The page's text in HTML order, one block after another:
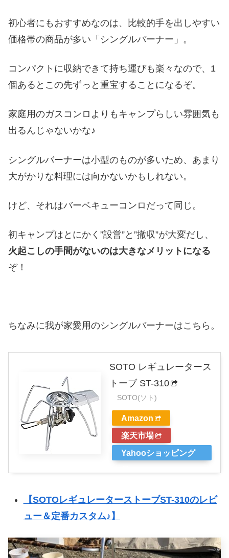
初心者にもおすすめなのは、比較的手を出しやすい
価格帯の商品が多い「シングルバーナー」。
コンパクトに収納できて持ち運びも楽々なので、1
個あるとこの先ずっと重宝することになるぞ。
家庭用のガスコンロよりもキャンプらしい雰囲気も
出るんじゃないかな♪
シングルバーナーは小型のものが多いため、あまり
大がかりな料理には向かないかもしれない。
けど、それはバーベキューコンロだって同じ。
初キャンプはとにかく”設営”と”撤収”が大変だし、
火起こしの手間がないのは大きなメリットになる
ぞ！
ちなみに我が家愛用のシングルバーナーはこちら。
SOTO レギュレータース
トーブ ST-310
SOTO(ソト)
Amazon
楽天市場
Yahooショッピング
【SOTOレギュレーターストーブST-310のレビ
ュー＆定番カスタム♪】